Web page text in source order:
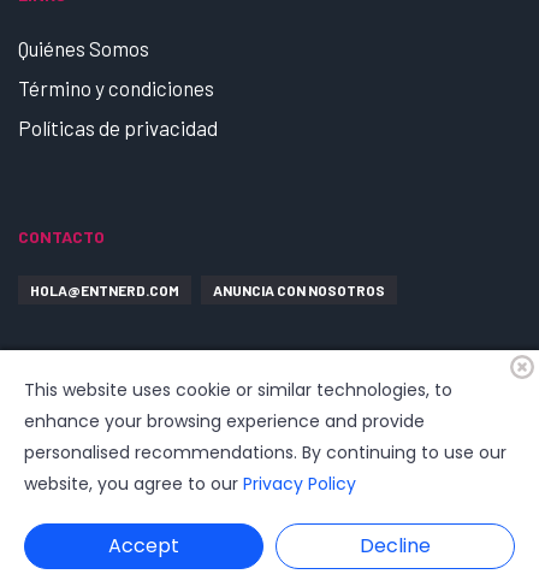
Quiénes Somos
Término y condiciones
Políticas de privacidad
CONTACTO
HOLA@ENTNERD.COM ANUNCIA CON NOSOTROS
www.dast.cl
This website uses cookie or similar technologies, to
enhance your browsing experience and provide
personalised recommendations. By continuing to use our
website, you agree to our Privacy Policy
Accept Decline